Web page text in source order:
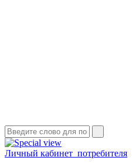
Личный кабинет потребителя